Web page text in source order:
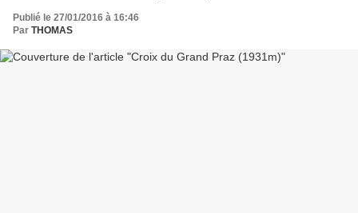
Publié le 27/01/2016 à 16:46
Par THOMAS